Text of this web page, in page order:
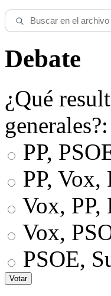
Debate
¿Qué
generales?:
PP,
PP, Vox,
Vox, PP,
Vox,
PSOE,